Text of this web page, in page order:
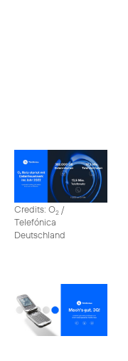
Credits: O2 /
Telefónica
Deutschland